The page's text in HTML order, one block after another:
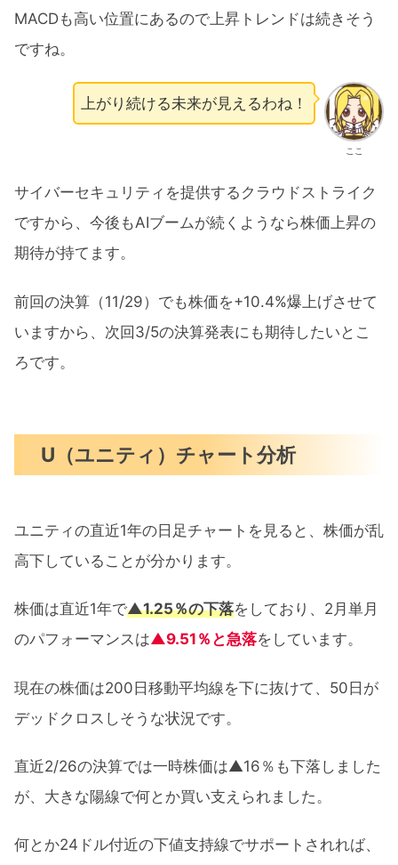
MACDも高い位置にあるので上昇トレンドは続きそう
ですね。
ここ
上がり続ける未来が見えるわね！
サイバーセキュリティを提供するクラウドストライク
ですから、今後もAIブームが続くようなら株価上昇の
期待が持てます。
前回の決算（11/29）でも株価を+10.4%爆上げさせて
いますから、次回3/5の決算発表にも期待したいとこ
ろです。
U（ユニティ）チャート分析
ユニティの直近1年の日足チャートを見ると、株価が乱
高下していることが分かります。
株価は直近1年で▲1.25％の下落をしており、2月単月
のパフォーマンスは▲9.51％と急落をしています。
現在の株価は200日移動平均線を下に抜けて、50日が
デッドクロスしそうな状況です。
直近2/26の決算では一時株価は▲16％も下落しました
が、大きな陽線で何とか買い支えられました。
何とか24ドル付近の下値支持線でサポートされれば、